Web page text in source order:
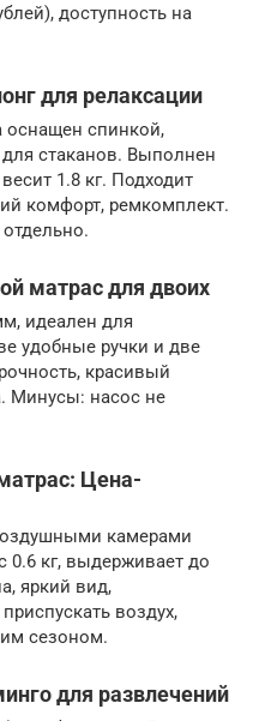
доступность на
для релаксации
оснащен спинкой,
стаканов. Выполнен
1.8 кг. Подходит
комфорт, ремкомплект.
матрас для двоих
идеален для
удобные ручки и две
красивый
Минусы: насос не
Цена-
камерами
0.6 кг, выдерживает до
яркий вид,
воздух,
сезоном.
для развлечений